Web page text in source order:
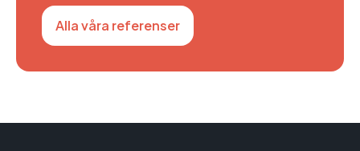
Alla våra referenser